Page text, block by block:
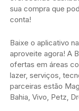
sua compra que
conta!
Baixe o aplicativo
aproveite agora! A
ofertas em áreas
lazer, serviços,
parceiras estão
Bahia, Vivo, Petz,